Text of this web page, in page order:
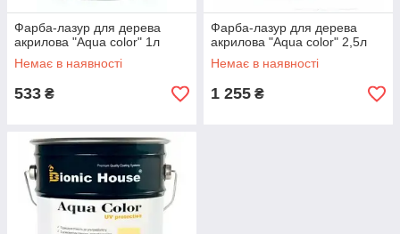
Фарба-лазур для дерева
акрилова "Aqua color" 1л
Немає в наявності
533 ₴
Фарба-лазур для дерева
акрилова "Aqua color" 2,5л
Немає в наявності
1 255 ₴